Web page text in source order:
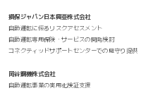
損保ジャパン日本興亜株式会社
自動運転に係るリスクアセスメント
自動運転専用保険・サービスの開発検討
コネクティッドサポートセンターでの見守り提供
岡谷鋼機株式会社
自動運転事業の実用化検証支援